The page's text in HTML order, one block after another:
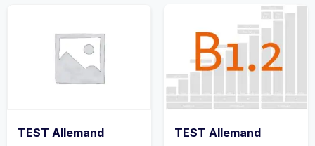
TEST Allemand TEST Allemand